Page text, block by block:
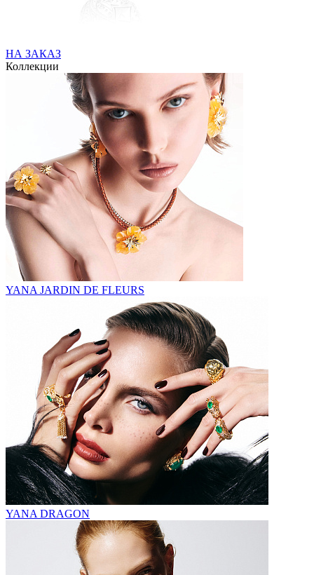
НА ЗАКАЗ
Коллекции
YANA JARDIN DE FLEURS
YANA DRAGON